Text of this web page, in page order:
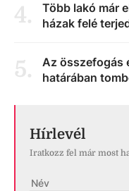
4.
Több lakó már
házak felé
5.
Az összefogás
határában
Hírlevél
Iratkozz fel már most